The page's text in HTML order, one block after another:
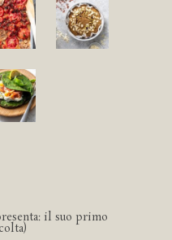
il suo primo